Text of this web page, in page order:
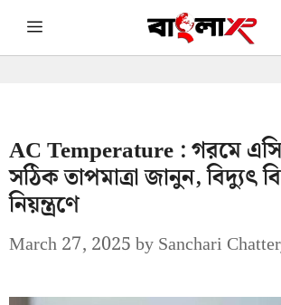
Skip Menu
AC Temperature : গরমে
সঠিক তাপমাত্রা জানুন, বিদ্যুৎ
নিয়ন্ত্রণে
March 27, 2025bySanchari